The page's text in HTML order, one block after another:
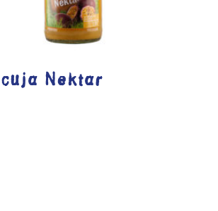
Nektar